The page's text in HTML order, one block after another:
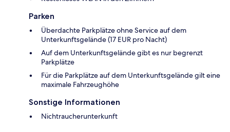
Parken
Überdachte Parkplätze ohne Service auf dem
Unterkunftsgelände (17 EUR pro Nacht)
Auf dem Unterkunftsgelände gibt es nur begrenzt
Parkplätze
Für die Parkplätze auf dem Unterkunftsgelände gilt eine
maximale Fahrzeughöhe
Sonstige Informationen
Nichtraucherunterkunft